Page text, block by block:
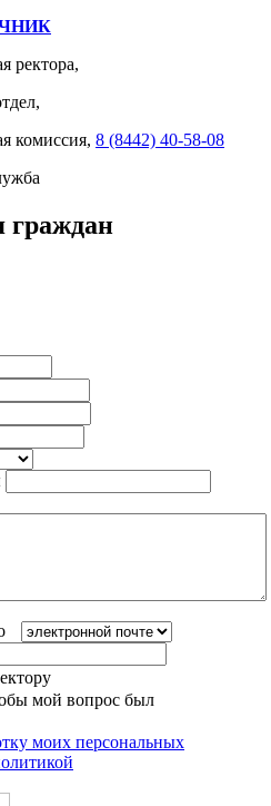
ректора,
комиссия, 8 (8442) 40-58-08
граждан
мой вопрос был
моих персональных